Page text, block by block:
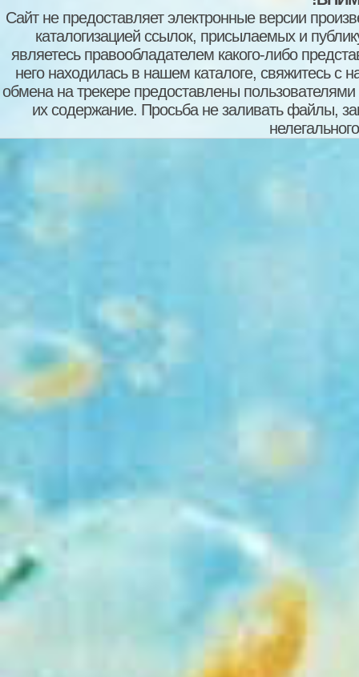
Сайт не предоставляет электронные версии
каталогизацией ссылок, присылаемых и
являетесь правообладателем какого-либо
него находилась в нашем каталоге, свяжитесь
обмена на трекере предоставлены пользователями
их содержание. Просьба не заливать файлы,